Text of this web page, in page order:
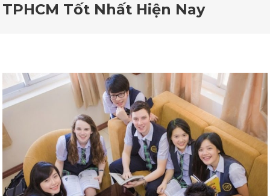
TPHCM Tốt Nhất Hiện Nay